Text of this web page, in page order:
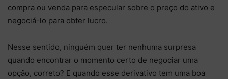
compra ou venda para especular sobre o preço do ativo e
negociá-lo para obter lucro.
Nesse sentido, ninguém quer ter nenhuma surpresa
quando encontrar o momento certo de negociar uma
opção, correto? E quando esse derivativo tem uma boa